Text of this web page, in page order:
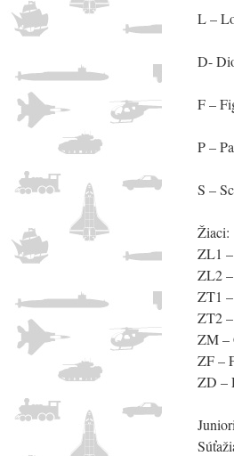
L –
D-
F –
P –
S –
Žiaci:
ZL1
ZL2
ZT1
ZT2
ZM –
ZF –
ZD –